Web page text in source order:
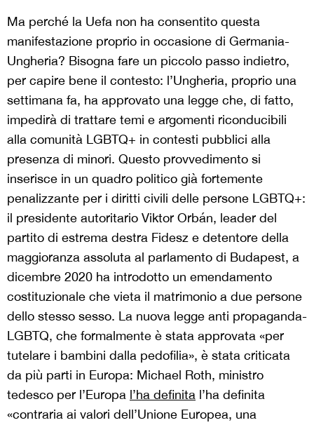
Ma perché la Uefa non ha consentito questa
manifestazione proprio in occasione di Germania-
Ungheria? Bisogna fare un piccolo passo indietro,
per capire bene il contesto: l’Ungheria, proprio una
settimana fa, ha approvato una legge che, di fatto,
impedirà di trattare temi e argomenti riconducibili
alla comunità LGBTQ+ in contesti pubblici alla
presenza di minori. Questo provvedimento si
inserisce in un quadro politico già fortemente
penalizzante per i diritti civili delle persone LGBTQ+:
il presidente autoritario Viktor Orbán, leader del
partito di estrema destra Fidesz e detentore della
maggioranza assoluta al parlamento di Budapest, a
dicembre 2020 ha introdotto un emendamento
costituzionale che vieta il matrimonio a due persone
dello stesso sesso. La nuova legge anti propaganda-
LGBTQ, che formalmente è stata approvata «per
tutelare i bambini dalla pedofilia», è stata criticata
da più parti in Europa: Michael Roth, ministro
tedesco per l’Europa l’ha definita l’ha definita
«contraria ai valori dell’Unione Europea, una